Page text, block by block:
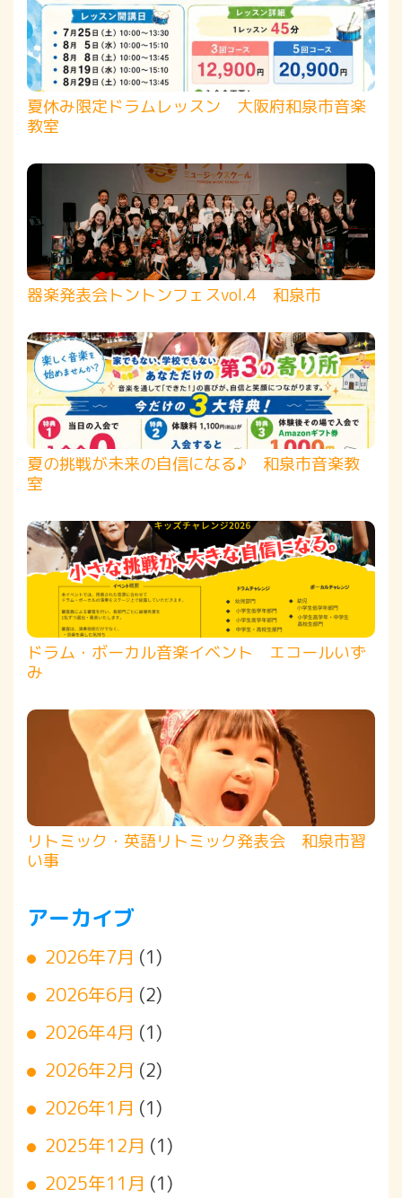
夏休み限定ドラムレッスン 大阪府和泉市音楽
教室
器楽発表会トントンフェスvol.4 和泉市
夏の挑戦が未来の自信になる♪ 和泉市音楽教
室
ドラム・ボーカル音楽イベント エコールいず
み
リトミック・英語リトミック発表会 和泉市習
い事
アーカイブ
2026年7月 (1)
2026年6月 (2)
2026年4月 (1)
2026年2月 (2)
2026年1月 (1)
2025年12月 (1)
2025年11月 (1)